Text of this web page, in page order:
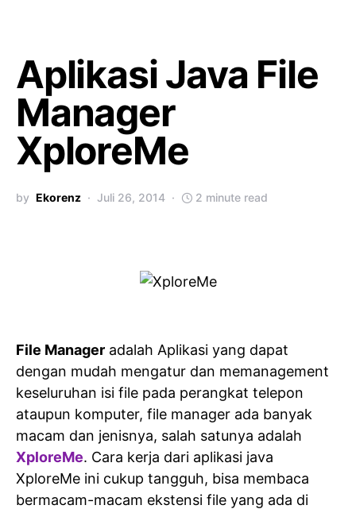
Aplikasi Java File
Manager
XploreMe
by Ekorenz Juli 26, 2014 2 minute read
File Manager adalah Aplikasi yang dapat
dengan mudah mengatur dan memanagement
keseluruhan isi file pada perangkat telepon
ataupun komputer, file manager ada banyak
macam dan jenisnya, salah satunya adalah
XploreMe. Cara kerja dari aplikasi java
XploreMe ini cukup tangguh, bisa membaca
bermacam-macam ekstensi file yang ada di